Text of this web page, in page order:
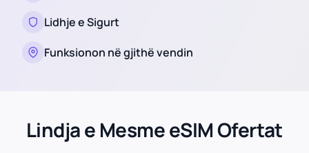
Lidhje e Sigurt
Funksionon në gjithë vendin
Lindja e Mesme eSIM Ofertat